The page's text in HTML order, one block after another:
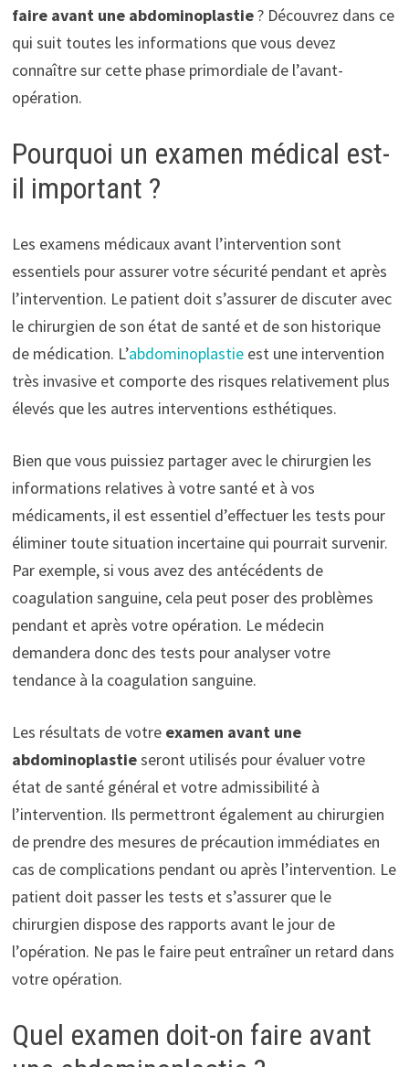
faire avant une abdominoplastie? Découvrez dans ce
qui suit toutes les informations que vous devez
connaître sur cette phase primordiale de l’avant-
opération.
Pourquoi un examen médical est-
il important ?
Les examens médicaux avant l’intervention sont
essentiels pour assurer votre sécurité pendant et après
l’intervention. Le patient doit s’assurer de discuter avec
le chirurgien de son état de santé et de son historique
de médication. L’abdominoplastieest une intervention
très invasive et comporte des risques relativement plus
élevés que les autres interventions esthétiques.
Bien que vous puissiez partager avec le chirurgien les
informations relatives à votre santé et à vos
médicaments, il est essentiel d’effectuer les tests pour
éliminer toute situation incertaine qui pourrait survenir.
Par exemple, si vous avez des antécédents de
coagulation sanguine, cela peut poser des problèmes
pendant et après votre opération. Le médecin
demandera donc des tests pour analyser votre
tendance à la coagulation sanguine.
Les résultats de votre examen avant une
abdominoplastieseront utilisés pour évaluer votre
état de santé général et votre admissibilité à
l’intervention. Ils permettront également au chirurgien
de prendre des mesures de précaution immédiates en
cas de complications pendant ou après l’intervention. Le
patient doit passer les tests et s’assurer que le
chirurgien dispose des rapports avant le jour de
l’opération. Ne pas le faire peut entraîner un retard dans
votre opération.
Quel examen doit-on faire avant